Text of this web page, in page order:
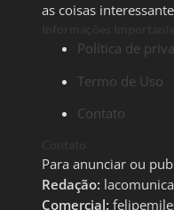
as coisas
Política de
Termo de Uso
Contato
Para anunciar ou
Redação:
Comercial: